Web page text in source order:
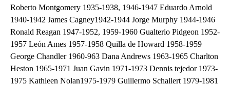
Roberto Montgomery 1935-1938, 1946-1947 Eduardo Arnold
1940-1942 James Cagney1942-1944 Jorge Murphy 1944-1946
Ronald Reagan 1947-1952, 1959-1960 Gualterio Pidgeon 1952-
1957 León Ames 1957-1958 Quilla de Howard 1958-1959
George Chandler 1960-963 Dana Andrews 1963-1965 Charlton
Heston 1965-1971 Juan Gavin 1971-1973 Dennis tejedor 1973-
1975 Kathleen Nolan1975-1979 Guillermo Schallert 1979-1981